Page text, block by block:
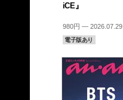
iCE』
980円 — 2026.07.29
電子版あり